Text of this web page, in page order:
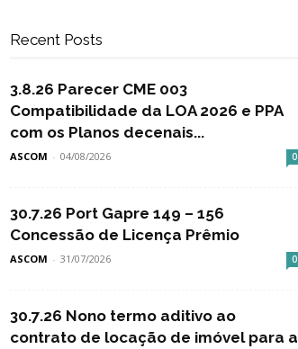
Recent Posts
3.8.26 Parecer CME 003
Compatibilidade da LOA 2026 e PPA
com os Planos decenais...
ASCOM - 04/08/2026 0
30.7.26 Port Gapre 149 – 156
Concessão de Licença Prêmio
ASCOM - 31/07/2026 0
30.7.26 Nono termo aditivo ao
contrato de locação de imóvel para a